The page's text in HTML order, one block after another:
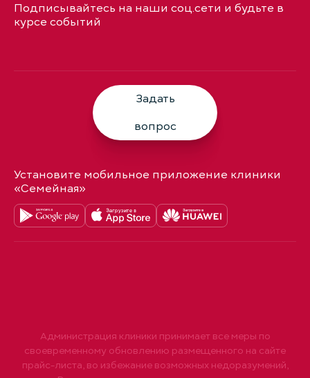
Подписывайтесь на наши соц.сети и будьте в
курсе событий
Задать
вопрос
Установите мобильное приложение клиники
«Семейная»
Администрация клиники принимает все меры по
своевременному обновлению размещенного на сайте
прайс-листа, во избежание возможных недоразумений,